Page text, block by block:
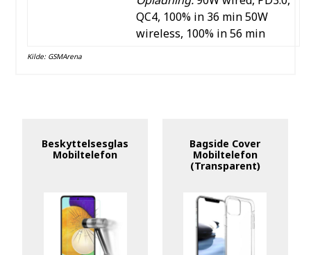
QC4, 100% in 36 min50W
wireless, 100% in 56 min
Kilde: GSMArena
Beskyttelsesglas
Mobiltelefon
Bagside Cover
Mobiltelefon
(Transparent)